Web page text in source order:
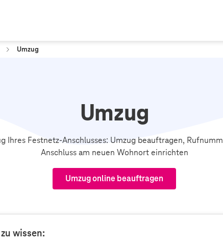
Umzug
Umzug
Ihres Festnetz-Anschlusses: Umzug beauftragen,
Anschluss am neuen Wohnort einrichten
Umzug online beauftragen
wissen: